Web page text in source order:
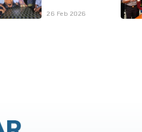
26 Feb 2026